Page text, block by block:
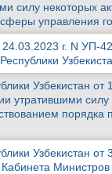
силу некоторых
управления
24.03.2023 г. N УП-
Узбекистан
утратившими
порядка
Узбекистан от